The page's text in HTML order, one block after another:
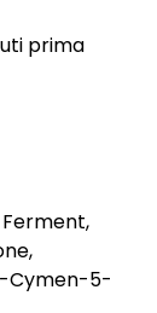
prima
Cymen-5-